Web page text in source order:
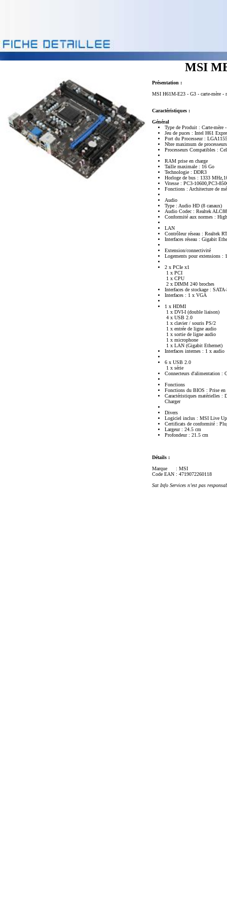
MSI
Présentation :
MSI H61M-E23 - G3 - carte-mère -
Caractéristiques :
Général
Type de Produit : Carte-mère
Jeu de puces : Intel H61
Port du Processeur :
Nbre maximum de
Processeurs Compatibles :
RAM prise en charge
Taille maximale : 16 Go
Technologie : DDR3
Horloge de bus : 1333
Vitesse : PC3-10600,PC3-
Fonctions : Architecture de
Audio
Type : Audio HD (8 canaux)
Audio Codec : Realtek
Conformité aux normes :
LAN
Contrôleur réseau : Realtek
Interfaces réseau : Gigabit
Extension/connectivité
Logements pour extensions :
2 x PCIe x1
1 x PCI
1 x CPU
2 x DIMM 240 broches
Interfaces de stockage :
Interfaces : 1 x VGA
1 x HDMI
1 x DVI-I (double liaison)
4 x USB 2.0
1 x clavier / souris PS/2
1 x entrée de ligne audio
1 x sortie de ligne audio
1 x microphone
1 x LAN (Gigabit Ethernet)
Interfaces internes : 1 x audio
6 x USB 2.0
1 x série
Connecteurs d'alimentation :
Fonctions
Fonctions du BIOS : Prise
Caractéristiques matérielles :
Charger
Divers
Logiciel inclus : MSI Live
Certificats de conformité :
Largeur : 24.5 cm
Profondeur : 21.5 cm
Détails :
Marque
: MSI
Code EAN : 4719072260118
Sat Info Services n’est pas